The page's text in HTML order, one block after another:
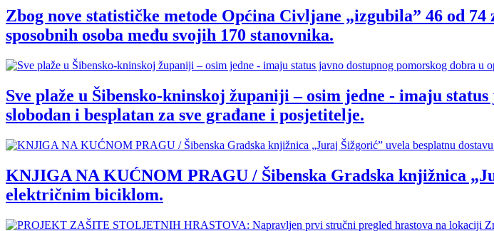
Zbog nove statističke metode Općina Civljane „izgubila” 46 od
sposobnih osoba među svojih 170 stanovnika.
Sve plaže u Šibensko-kninskoj županiji – osim jedne - imaju
slobodan i besplatan za sve građane i posjetitelje.
KNJIGA NA KUĆNOM PRAGU / Šibenska Gradska knjižnica
električnim biciklom.